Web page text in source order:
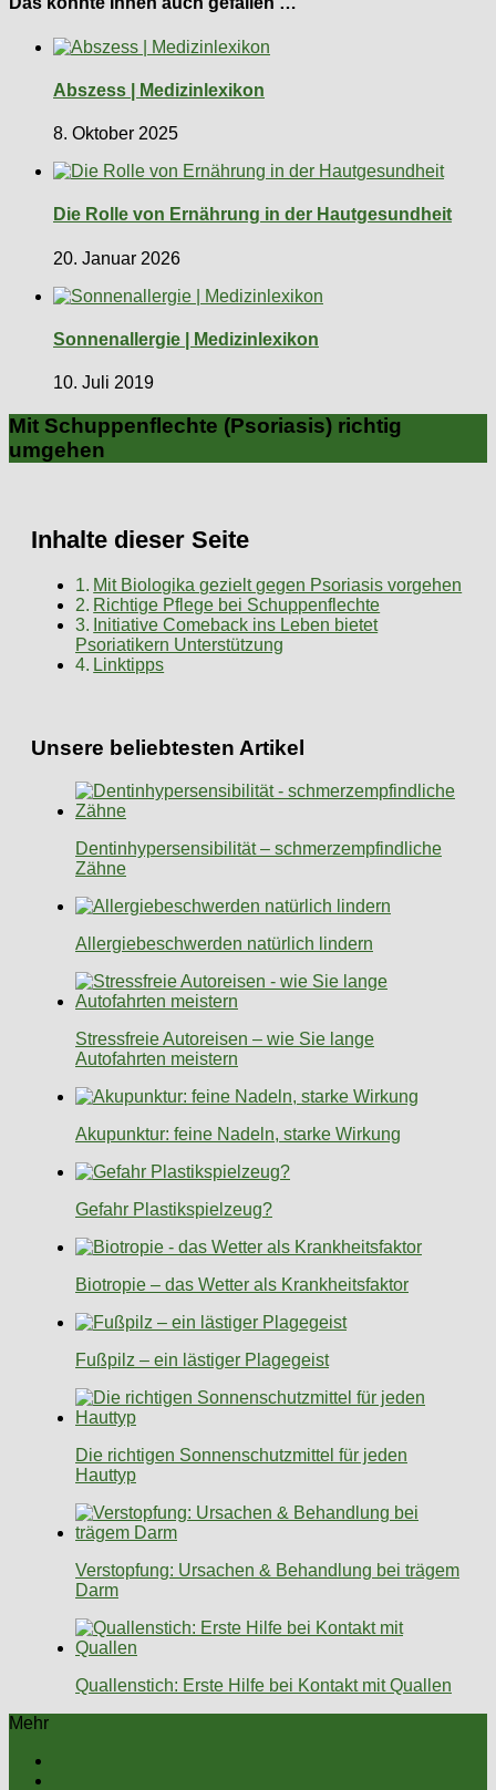
Abszess | Medizinlexikon
8. Oktober 2025
Die Rolle von Ernährung in der Hautgesundheit
20. Januar 2026
Sonnenallergie | Medizinlexikon
10. Juli 2019
Mit Schuppenflechte (Psoriasis) richtig
umgehen
Inhalte dieser Seite
Mit Biologika gezielt gegen Psoriasis vorgehen
Richtige Pflege bei Schuppenflechte
Initiative Comeback ins Leben bietet
Psoriatikern Unterstützung
Linktipps
Unsere beliebtesten Artikel
Dentinhypersensibilität – schmerzempfindliche
Zähne
Allergiebeschwerden natürlich lindern
Stressfreie Autoreisen – wie Sie lange
Autofahrten meistern
Akupunktur: feine Nadeln, starke Wirkung
Gefahr Plastikspielzeug?
Biotropie – das Wetter als Krankheitsfaktor
Fußpilz – ein lästiger Plagegeist
Die richtigen Sonnenschutzmittel für jeden
Hauttyp
Verstopfung: Ursachen & Behandlung bei trägem
Darm
Quallenstich: Erste Hilfe bei Kontakt mit Quallen
Mehr